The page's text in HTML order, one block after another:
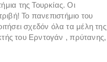
της Τουρκίας. Οι
Το πανεπιστήμιο του
σχεδόν όλα τα μέλη της
του Ερντογάν , πρύτανης,